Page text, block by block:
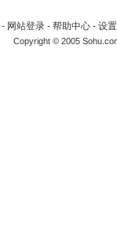
- 网站登录 - 帮助中心 - 设
Copyright © 2005